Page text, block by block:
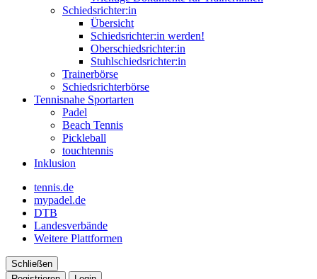
Schiedsrichter:in
Übersicht
Schiedsrichter:in werden!
Oberschiedsrichter:in
Stuhlschiedsrichter:in
Trainerbörse
Schiedsrichterbörse
Tennisnahe Sportarten
Padel
Beach Tennis
Pickleball
touchtennis
Inklusion
tennis.de
mypadel.de
DTB
Landesverbände
Weitere Plattformen
Schließen